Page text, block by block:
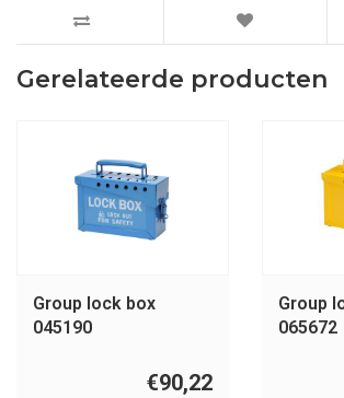
Gerelateerde producten
Group lock box
045190
€90,22
Group
065672